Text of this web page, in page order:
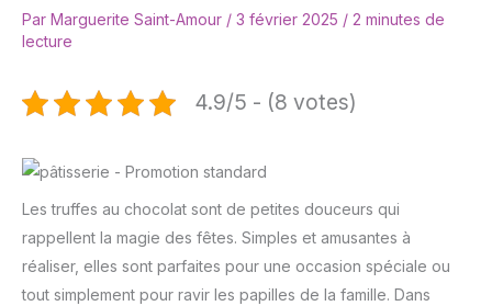
Par Marguerite Saint-Amour / 3 février 2025 / 2 minutes de
lecture
4.9/5 - (8 votes)
Les truffes au chocolat sont de petites douceurs qui
rappellent la magie des fêtes. Simples et amusantes à
réaliser, elles sont parfaites pour une occasion spéciale ou
tout simplement pour ravir les papilles de la famille. Dans